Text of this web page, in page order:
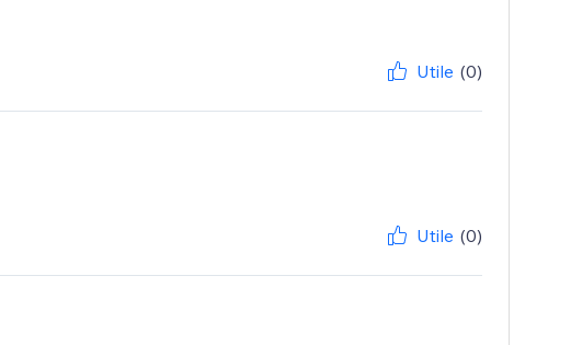
Utile (0)
Utile (0)